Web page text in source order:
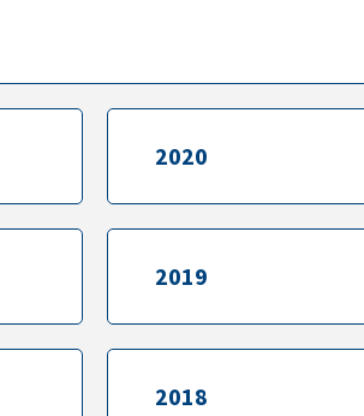
2020
2019
2018